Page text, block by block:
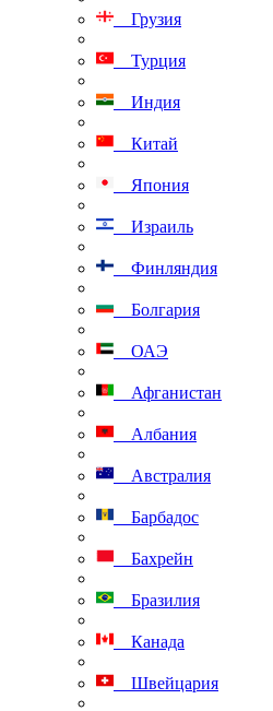
Грузия
Турция
Индия
Китай
Япония
Израиль
Финляндия
Болгария
ОАЭ
Афганистан
Албания
Австралия
Барбадос
Бахрейн
Бразилия
Канада
Швейцария